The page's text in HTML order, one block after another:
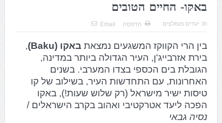
באקו- החיים הטובים
In: יעדים מומלצים הדפסה Email
בין הרי הקווקז המשגעים נמצאת באקו (Baku)
,
בירת אזרבייג'ן, העיר הגדולה ביותר במדינה,
הגובלת בים הכספי בצדו המערבי. בשנים
האחרונות, עם התחדשות העיר, בשילוב של קו
טיסות ישיר מישראל (רק שלוש שעות!), באקו
הפכה ליעד אטרקטיבי ואהוב בקרב הישראלים /
נסיה גבאי